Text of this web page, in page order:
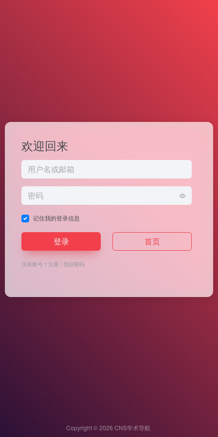
欢迎回来
记住我的登录信息
登录 首页
没有账号？注册/找回密码
Copyright © 2026 CNS学术导航